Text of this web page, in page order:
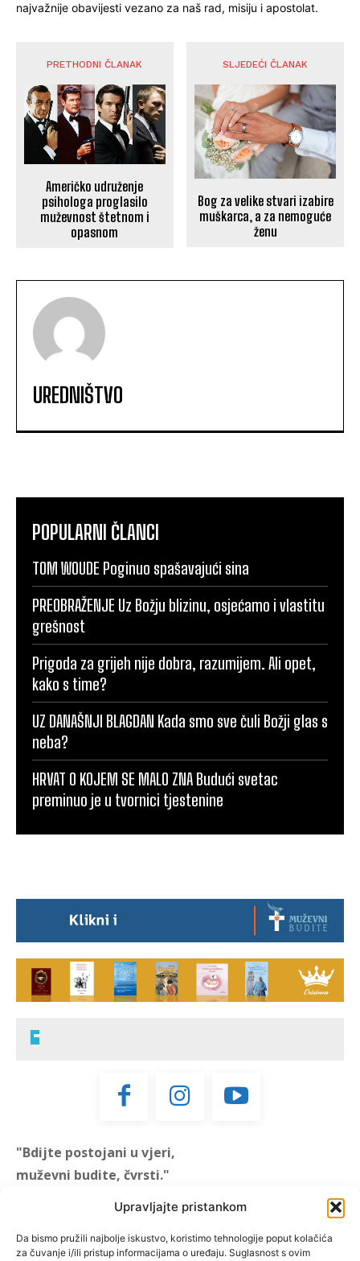
Upravljajte pristankom
Da bismo pružili najbolje iskustvo, koristimo tehnologije poput kolačića
za čuvanje i/ili pristup informacijama o uređaju. Suglasnost s ovim
najvažnije obavijesti vezano za naš rad, misiju i apostolat.
PRETHODNI ČLANAK
Američko udruženje
psihologa proglasilo
muževnost štetnom i
opasnom
SLJEDEĆI ČLANAK
Bog za velike stvari izabire
muškarca, a za nemoguće
ženu
UREDNIŠTVO
POPULARNI ČLANCI
TOM WOUDE Poginuo spašavajući sina
PREOBRAŽENJE Uz Božju blizinu, osjećamo i vlastitu
grešnost
Prigoda za grijeh nije dobra, razumijem. Ali opet,
kako s time?
UZ DANAŠNJI BLAGDAN Kada smo sve čuli Božji glas s
neba?
HRVAT O KOJEM SE MALO ZNA Budući svetac
preminuo je u tvornici tjestenine
"Bdijte postojani u vjeri,
muževni budite, čvrsti."
"Muževni budite" prvi je
hrvatski portal za katoličke